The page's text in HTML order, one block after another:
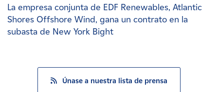
La empresa conjunta de EDF Renewables, Atlantic
Shores Offshore Wind, gana un contrato en la
subasta de New York Bight
Únase a nuestra lista de prensa